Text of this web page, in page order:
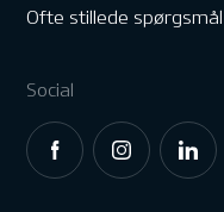
Ofte stillede spørgsmål
Social